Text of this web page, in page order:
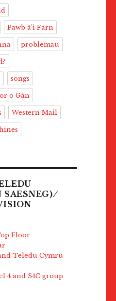
Pawb â'i Farn
problemau
songs
o Gân
Western Mail
⁄
Floor
Teledu Cymru
4 and S4C group